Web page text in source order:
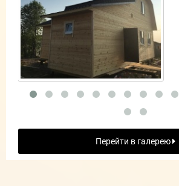
Перейти в галерею